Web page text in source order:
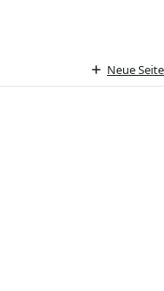
Neue Seite